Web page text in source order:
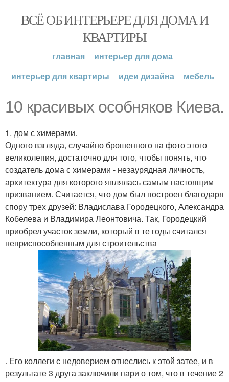
ВСЁ ОБ ИНТЕРЬЕРЕ ДЛЯ ДОМА И
КВАРТИРЫ
главная
интерьер для дома
интерьер для квартиры
идеи дизайна мебель
10 красивых особняков Киева.
1. дом с химерами.
Одного взгляда, случайно брошенного на фото этого
великолепия, достаточно для того, чтобы понять, что
создатель дома с химерами - незаурядная личность,
архитектура для которого являлась самым настоящим
призванием. Считается, что дом был построен благодаря
спору трех друзей: Владислава Городецкого, Александра
Кобелева и Владимира Леонтовича. Так, Городецкий
приобрел участок земли, который в те годы считался
неприспособленным для строительства
. Его коллеги с недоверием отнеслись к этой затее, и в
результате 3 друга заключили пари о том, что в течение 2